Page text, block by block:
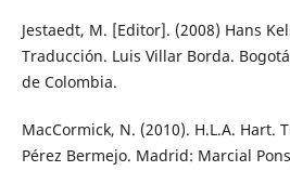
Jestaedt, M. [Editor]. (2008) Hans
Traducción. Luis Villar Borda.
de Colombia.
MacCormick, N. (2010). H.L.A. Hart.
Pérez Bermejo. Madrid: Marcial